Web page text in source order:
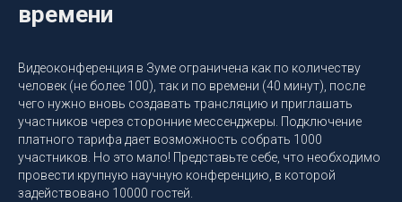
времени
Видеоконференция в Зуме ограничена как по количеству
человек (не более 100), так и по времени (40 минут), после
чего нужно вновь создавать трансляцию и приглашать
участников через сторонние мессенджеры. Подключение
платного тарифа дает возможность собрать 1000
участников. Но это мало! Представьте себе, что необходимо
провести крупную научную конференцию, в которой
задействовано 10000 гостей.